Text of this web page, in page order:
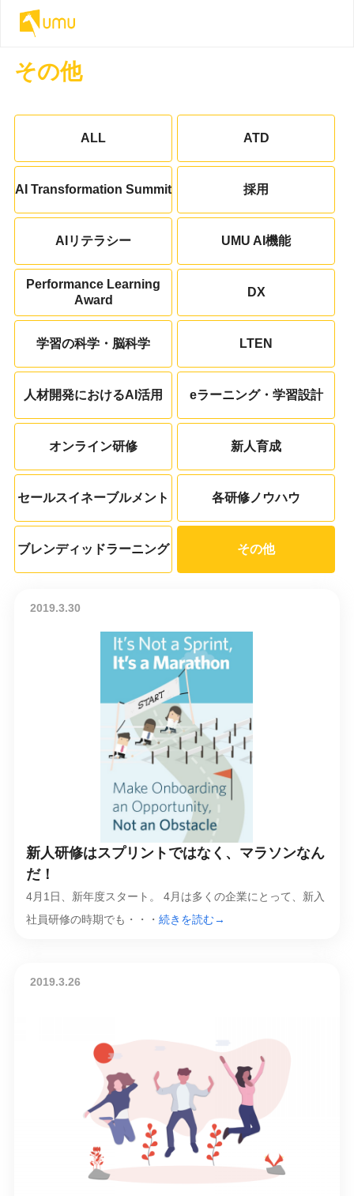
その他
ALL ATD
AI Transformation Summit 採用
AIリテラシー UMU AI機能
Performance Learning
Award
DX
学習の科学・脳科学 LTEN
人材開発におけるAI活用 eラーニング・学習設計
オンライン研修 新人育成
セールスイネーブルメント 各研修ノウハウ
ブレンディッドラーニング その他
2019.3.30
新人研修はスプリントではなく、マラソンなん
だ！
4月1日、新年度スタート。 4月は多くの企業にとって、新入
社員研修の時期でも・・・ 続きを読む→
2019.3.26